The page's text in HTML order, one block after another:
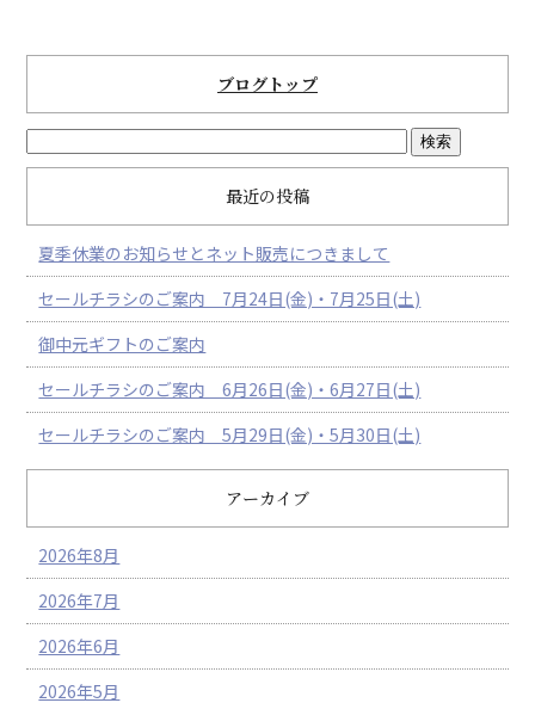
ブログトップ
最近の投稿
夏季休業のお知らせとネット販売につきまして
セールチラシのご案内 7月24日(金)・7月25日(土)
御中元ギフトのご案内
セールチラシのご案内 6月26日(金)・6月27日(土)
セールチラシのご案内 5月29日(金)・5月30日(土)
アーカイブ
2026年8月
2026年7月
2026年6月
2026年5月